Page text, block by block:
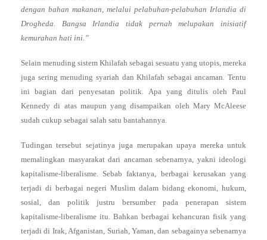
dengan bahan makanan, melalui pelabuhan-pelabuhan Irlandia di
Drogheda. Bangsa Irlandia tidak pernah melupakan inisiatif
kemurahan hati ini.”
Selain menuding sistem Khilafah sebagai sesuatu yang utopis, mereka
juga sering menuding syariah dan Khilafah sebagai ancaman. Tentu
ini bagian dari penyesatan politik. Apa yang ditulis oleh Paul
Kennedy di atas maupun yang disampaikan oleh Mary McAleese
sudah cukup sebagai salah satu bantahannya.
Tudingan tersebut sejatinya juga merupakan upaya mereka untuk
memalingkan masyarakat dari ancaman sebenarnya, yakni ideologi
kapitalisme-liberalisme. Sebab faktanya, berbagai kerusakan yang
terjadi di berbagai negeri Muslim dalam bidang ekonomi, hukum,
sosial, dan politik justru bersumber pada penerapan sistem
kapitalisme-liberalisme itu. Bahkan berbagai kehancuran fisik yang
terjadi di Irak, Afganistan, Suriah, Yaman, dan sebagainya sebenarnya